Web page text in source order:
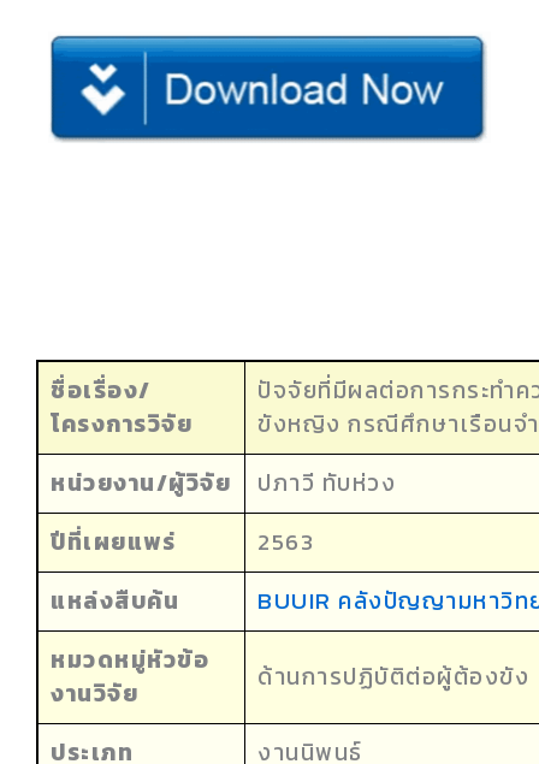
ชื่อเรื่อง/
โครงการวิจัย
ปัจจัยที่มีผลต่อการกระทำ
ขังหญิง กรณีศึกษาเรือน
หน่วยงาน/ผู้วิจัย
ปภาวี ทับห่วง
ปีที่เผยแพร่
2563
แหล่งสืบค้น
BUUIR คลังปัญญามหาวิท
หมวดหมู่หัวข้อ
งานวิจัย
ด้านการปฏิบัติต่อผู้ต้องขัง
ประเภท งานนิพนธ์